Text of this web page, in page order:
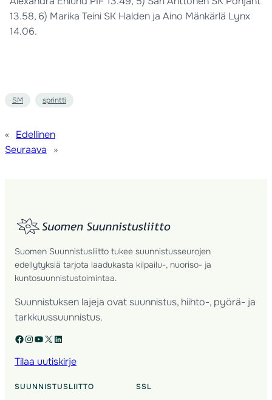
13.58, 6) Marika Teini SK Halden ja Aino Mänkärlä Lynx
14.06.
SM sprintti
« Edellinen
Seuraava
»
Suomen Suunnistusliitto tukee suunnistusseurojen
edellytyksiä tarjota laadukasta kilpailu-, nuoriso- ja
kuntosuunnistustoimintaa.
Suunnistuksen lajeja ovat suunnistus, hiihto-, pyörä- ja
tarkkuussuunnistus.
Facebook Instagram YouTube X LinkedIn
Tilaa uutiskirje
SUUNNISTUSLIITTO SSL